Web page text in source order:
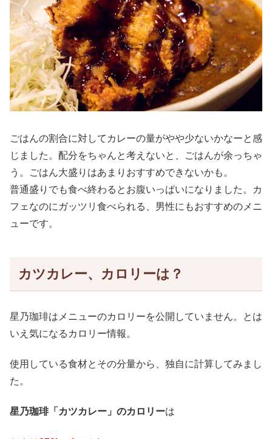
ごはんの割合に対してカレーの量がやや少ないかなーと感
じました。配分をちゃんと考えないと、ごはんが余っちゃ
う。ごはん大盛りはあまりおすすめできないかも。
普通盛りでも食べ終わるとお腹いっぱいになりました。カ
フェなのにガッツリ食べられる、男性にもおすすめのメニ
ューです。
カツカレー、カロリーは？
星乃珈琲はメニューのカロリーを公開していません。とは
いえ気になるカロリー情報。
使用している食材とその分量から、独自に計算してみまし
た。
星乃珈琲「カツカレー」のカロリーは